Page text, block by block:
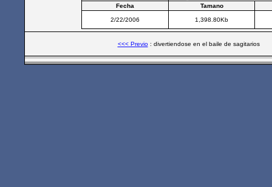
Fecha
Tamano
2/22/2006 1,398.80Kb
<<< Previo: divertiendose en el baile de sagitarios